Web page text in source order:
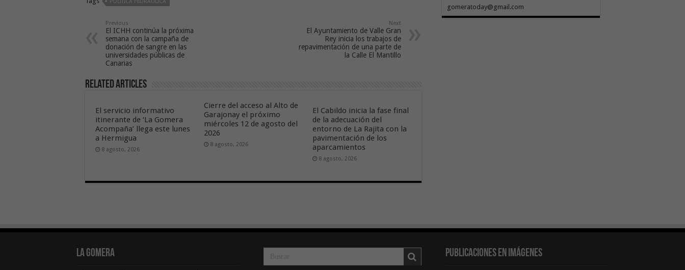
Previous
El ICHH continúa la próxima
semana con la campaña de
donación de sangre en las
universidades públicas de
Canarias
Next
El Ayuntamiento de Valle Gran
Rey inicia los trabajos de
repavimentación de una parte de
la Calle El Mantillo
Related Articles
El servicio informativo
itinerante de ‘La Gomera
Acompaña’ llega este lunes
a Hermigua
8 agosto, 2026
Cierre del acceso al Alto de
Garajonay el próximo
miércoles 12 de agosto del
2026
8 agosto, 2026
El Cabildo inicia la fase final
de la adecuación del
entorno de La Rajita con la
pavimentación de los
aparcamientos
8 agosto, 2026
gomeratoday@gmail.com
La Gomera Publicaciones en Imágenes